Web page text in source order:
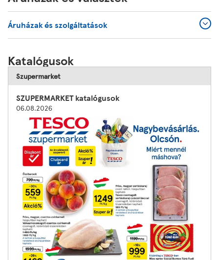
Áruházak és szolgáltatások
Katalógusok
Szupermarket
SZUPERMARKET katalógusok
06.08.2026